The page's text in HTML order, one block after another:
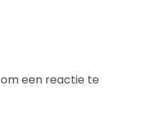
om een reactie te